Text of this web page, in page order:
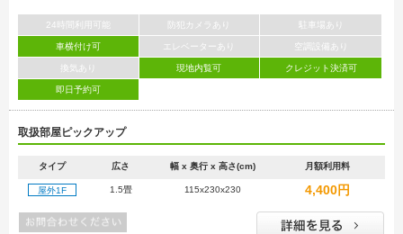
24時間利用可能 防犯カメラあり 駐車場あり
車横付け可 エレベーターあり 空調設備あり
換気あり 現地内覧可 クレジット決済可
即日予約可
取扱部屋ピックアップ
タイプ 広さ 幅 x 奥行 x 高さ(cm) 月額利用料
屋外1F 1.5畳 115x230x230 4,400円